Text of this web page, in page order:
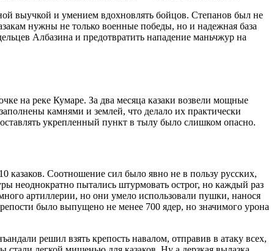
выучкой и умением вдохновлять бойцов. Степанов был не
нужны не только военные победы, но и надежная база
Албазина и предотвратить нападение маньчжур на
на реке Кумаре. За два месяца казаки возвели мощные
камнями и землей, что делало их практически
укрепленный пункт в тылу было слишком опасно.
казаков. Соотношение сил было явно не в пользу русских,
неоднократно пытались штурмовать острог, но каждый раз
артиллерии, но они умело использовали пушки, нанося
было выпущено не менее 700 ядер, но значимого урона
решил взять крепость навалом, отправив в атаку всех,